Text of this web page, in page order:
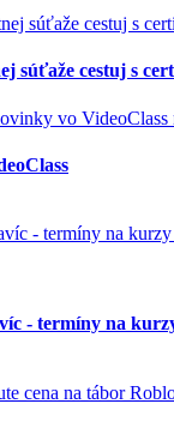
súťaže cestuj s
- termíny na